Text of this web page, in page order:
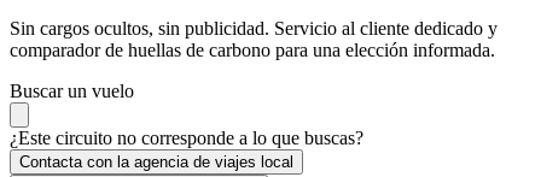
Sin cargos ocultos, sin publicidad. Servicio al cliente dedicado y
comparador de huellas de carbono para una elección informada.
Buscar un vuelo
¿Este circuito no corresponde a lo que buscas?
Contacta con la agencia de viajes local